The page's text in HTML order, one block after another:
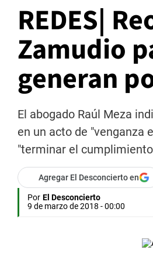
REDES|
Zamudio
generan
El abogado Raúl Meza
en un acto de "venganza
"terminar el
Agregar El Desconcierto en
Por El Desconcierto
9 de marzo de 2018 - 00:00